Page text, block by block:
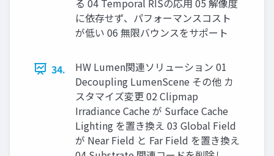
に依存せず、パフォーマンスコスト
が低い 06 無限バウンスをサポート
34.
HW Lumen関連ソリューション 01
Decoupling LumenScene その他 カ
スタマイズ変更 02 Clipmap
Irradiance Cache が Surface Cache
Lighting を置き換え 03 Global Field
が Near Field と Far Field を置き換え